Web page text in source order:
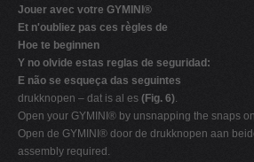
Jouer avec votre GYMINI®
Et n'oubliez pas ces règles de
Hoe te beginnen
Y no olvide estas reglas de seguridad:
E não se esqueça das seguintes
drukknopen – dat is al es (Fig. 6).
Open your GYMINI® by unsnapping the snaps
Open de GYMINI® door de drukknopen aan
assembly required.